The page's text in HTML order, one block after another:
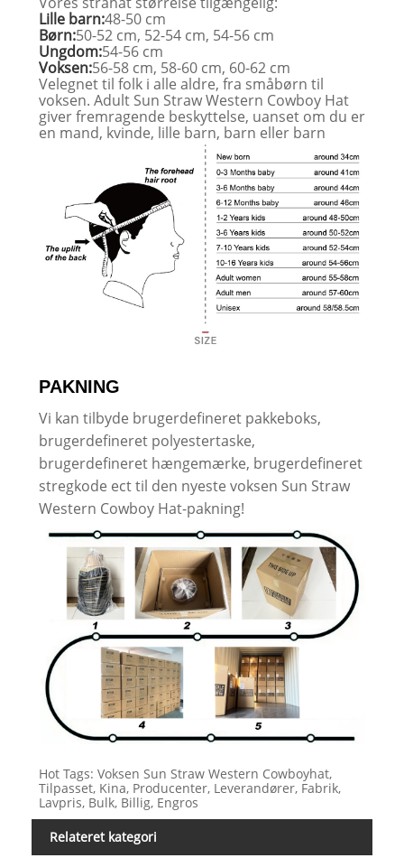
Lille barn:48-50 cm
Børn:50-52 cm, 52-54 cm, 54-56 cm
Ungdom:54-56 cm
Voksen:56-58 cm, 58-60 cm, 60-62 cm
Velegnet til folk i alle aldre, fra småbørn til
voksen. Adult Sun Straw Western Cowboy Hat
giver fremragende beskyttelse, uanset om du er
en mand, kvinde, lille barn, barn eller barn
PAKNING
Vi kan tilbyde brugerdefineret pakkeboks,
brugerdefineret polyestertaske,
brugerdefineret hængemærke, brugerdefineret
stregkode ect til den nyeste voksen Sun Straw
Western Cowboy Hat-pakning!
Hot Tags: Voksen Sun Straw Western Cowboyhat,
Tilpasset, Kina, Producenter, Leverandører, Fabrik,
Lavpris, Bulk, Billig, Engros
Relateret kategori